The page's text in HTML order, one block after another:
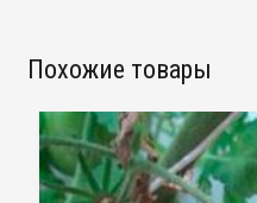
Похожие товары